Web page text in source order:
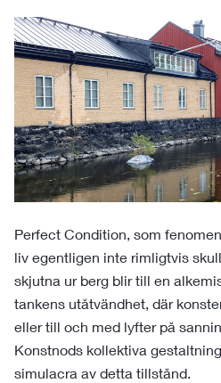
Perfect Condition, som
liv egentligen inte rimligtvis
skjutna ur berg blir till en
tankens utåtvändhet, där
eller till och med lyfter på
Konstnods kollektiva
simulacra av detta tillstånd.